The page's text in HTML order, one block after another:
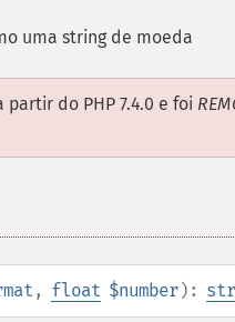
uma string de moeda
partir do PHP 7.4.0 e foi
, float $number):